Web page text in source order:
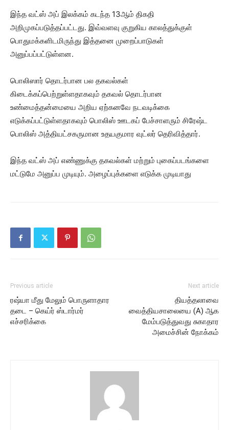
இந்த வட்ஸ் அப் இலக்கம் கடந்த 13ஆம் திகதி
அறிமுகப்படுத்தப்பட்டது. இவ்வளவு குறுகிய காலத்துக்குள்
பொதுமக்களிடமிருந்து இத்தனை முறைப்பாடுகள்
அனுப்பப்பட்டுள்ளன.
பொலிஸார் தொடர்பான பல தகவல்கள்
கிடைக்கப்பெற்றுள்ளதாகவும் தகவல் தொடர்பான
உண்மைத்தன்மையை அறிய ஏற்கனவே நடவடிக்கை
எடுக்கப்பட்டுள்ளதாகவும் பொலிஸ் ஊடகப் பேச்சாளரும் சிரேஷ்ட
பொலிஸ் அத்தியட்சகருமான உதயகுமார வுட்லர் தெரிவித்தார்.
இந்த வட்ஸ் அப் எண்ணுக்கு தகவல்கள் மற்றும் புகைப்படங்களை
மட்டுமே அனுப்ப முடியும். அழைப்புக்களை எடுக்க முடியாது
Previous article
ரஷ்யா மீது மேலும் பொருளாதார
தடை – கெய்ர் ஸ்டார்மர்
எச்சரிக்கை
Next article
தியத்தலாவை
வைத்தியசாலையை (A) ஆக
மேம்படுத்துவது சுகாதார
அமைச்சின் நோக்கம்